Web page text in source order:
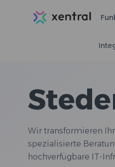
Xentral
Wir transformieren
spezialisierte
hochverfügbare IT-